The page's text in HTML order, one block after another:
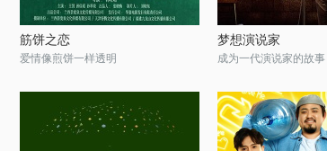
筋饼之恋
爱情像煎饼一样透明
梦想演说家
成为一代演说家的故事